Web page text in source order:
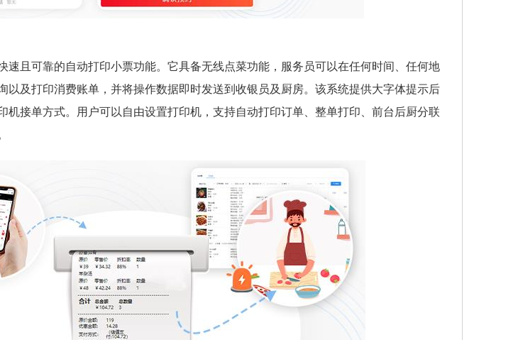
速且可靠的自动打印小票功能。它具备无线点菜功能，服务员可以在任何时间、任何地
以及打印消费账单，并将操作数据即时发送到收银员及厨房。该系统提供大字体提示后
机接单方式。用户可以自由设置打印机，支持自动打印订单、整单打印、前台后厨分联